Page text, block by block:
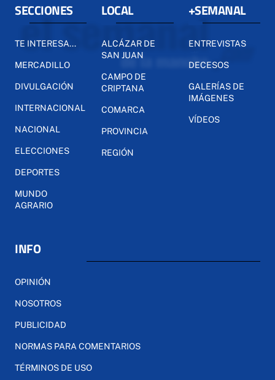
SECCIONES
TE INTERESA...
MERCADILLO
DIVULGACIÓN
INTERNACIONAL
NACIONAL
ELECCIONES
DEPORTES
MUNDO
AGRARIO
LOCAL
ALCÁZAR DE
SAN JUAN
CAMPO DE
CRIPTANA
COMARCA
PROVINCIA
REGIÓN
+SEMANAL
ENTREVISTAS
DECESOS
GALERÍAS DE
IMÁGENES
VÍDEOS
INFO
OPINIÓN
NOSOTROS
PUBLICIDAD
NORMAS PARA COMENTARIOS
TÉRMINOS DE USO